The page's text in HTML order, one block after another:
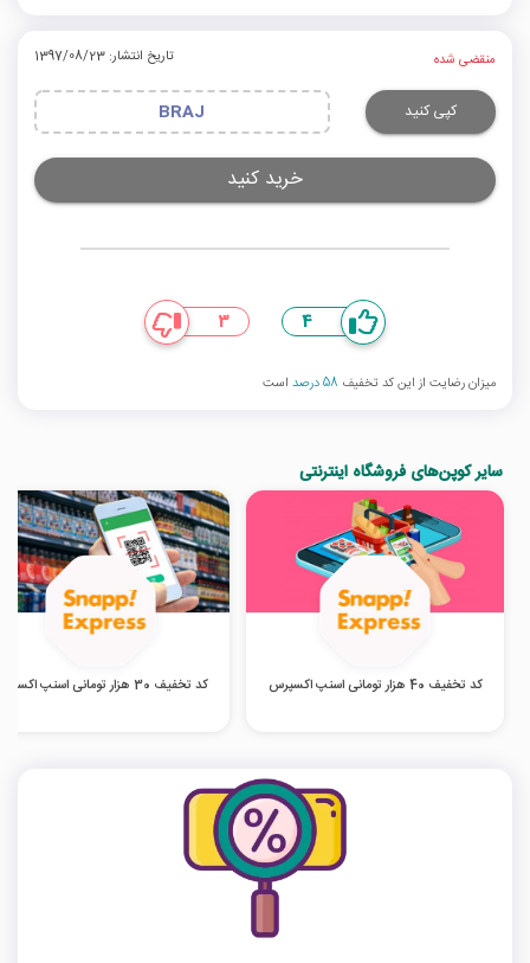
منقضی شده تاریخ انتشار: 1397/08/23
کپی کنید BRAJ
خرید کنید
4
3
میزان رضایت از این کد تخفیف 58 درصد است
سایر کوپن‌های فروشگاه اینترنتی
کد تخفیف 40 هزار تومانی اسنپ اکسپرس کد تخفیف 30 هزار تومانی اسنپ اکسپرس